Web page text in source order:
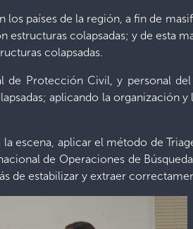
países de la región, a fin de
colapsadas; y de esta
colapsadas.
Protección Civil, y personal
aplicando la organización
escena, aplicar el método de
de Operaciones de
de estabilizar y extraer